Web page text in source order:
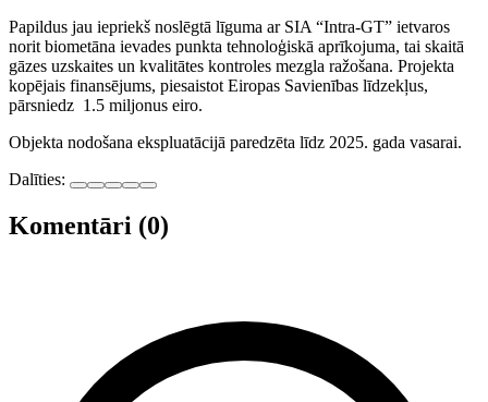
Papildus jau iepriekš noslēgtā līguma ar SIA “Intra-GT” ietvaros
norit biometāna ievades punkta tehnoloģiskā aprīkojuma, tai skaitā
gāzes uzskaites un kvalitātes kontroles mezgla ražošana. Projekta
kopējais finansējums, piesaistot Eiropas Savienības līdzekļus,
pārsniedz 1.5 miljonus eiro.
Objekta nodošana ekspluatācijā paredzēta līdz 2025. gada vasarai.
Dalīties:
Komentāri (0)